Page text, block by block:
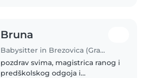
Bruna
Babysitter in Brezovica (Grad Zagreb)
pozdrav svima, magistrica ranog i
predškolskog odgoja i